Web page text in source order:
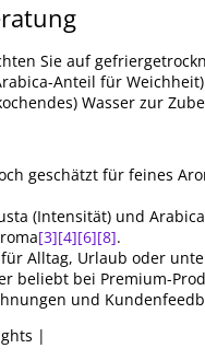
Sie auf
Anteil für
Wasser zur
geschätzt für feines
(Intensität) und
[3][4][6][8].
Alltag, Urlaub oder
beliebt bei Premium-
und
|